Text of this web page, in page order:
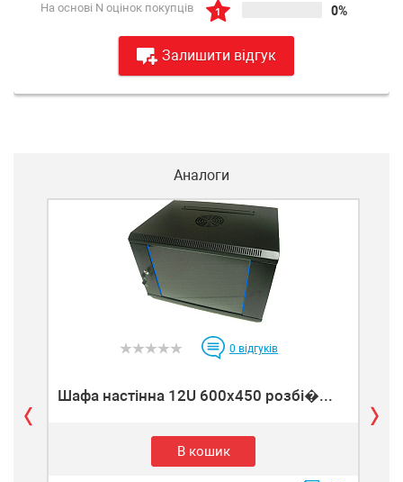
На основі N оцінок покупців
0%
Залишити відгук
Аналоги
0 відгуків
Шафа настінна 12U 600х450 розбі�...
В кошик